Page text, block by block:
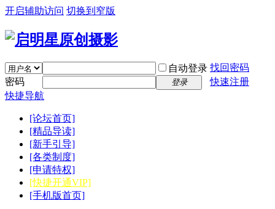
开启辅助访问 切换到窄版
自动登录 找回密码
密码
登录
快速注册
快捷导航
[论坛首页]
[精品导读]
[新手引导]
[各类制度]
[申请特权]
[快捷开通VIP]
[手机版首页]